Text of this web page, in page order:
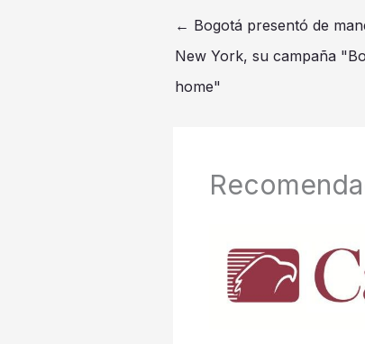
← Bogotá presentó de
New York, su campaña
home"